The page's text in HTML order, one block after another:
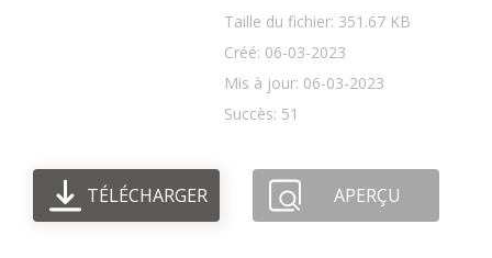
Taille du fichier: 351.67 KB
Créé: 06-03-2023
Mis à jour: 06-03-2023
Succès: 51
TÉLÉCHARGER APERÇU